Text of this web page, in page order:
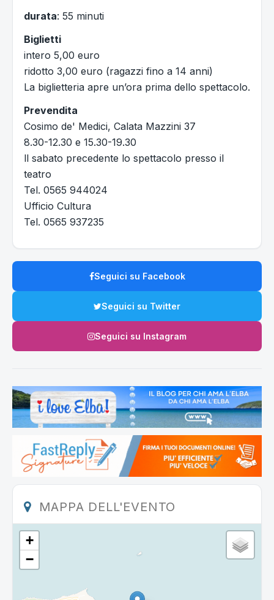
durata: 55 minuti
Biglietti
intero 5,00 euro
ridotto 3,00 euro (ragazzi fino a 14 anni)
La biglietteria apre un’ora prima dello spettacolo.
Prevendita
Cosimo de' Medici, Calata Mazzini 37
8.30-12.30 e 15.30-19.30
ll sabato precedente lo spettacolo presso il
teatro
Tel. 0565 944024
Ufficio Cultura
Tel. 0565 937235
Seguici su Facebook
Seguici su Twitter
Seguici su Instagram
MAPPA DELL'EVENTO
+
−